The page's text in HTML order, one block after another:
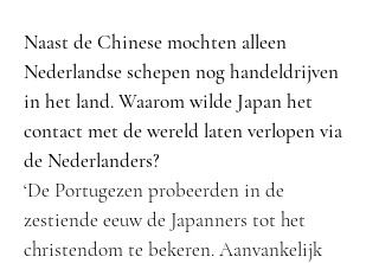
Naast de Chinese mochten alleen
Nederlandse schepen nog handeldrijven
in het land. Waarom wilde Japan het
contact met de wereld laten verlopen via
de Nederlanders?
‘De Portugezen probeerden in de
zestiende eeuw de Japanners tot het
christendom te bekeren. Aanvankelijk